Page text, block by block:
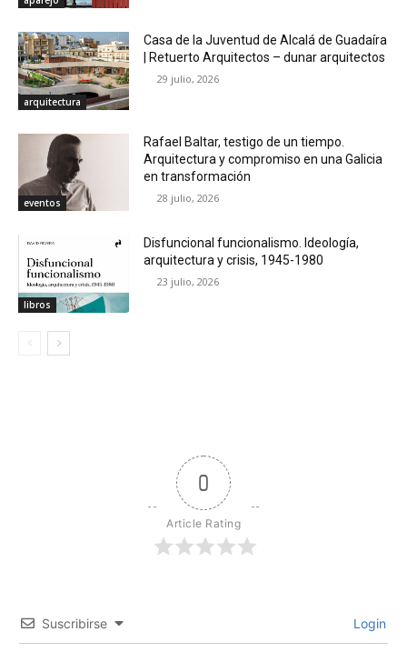
arquitectura
Casa de la Juventud de Alcalá de Guadaíra
| Retuerto Arquitectos – dunar arquitectos
29 julio, 2026
eventos
Rafael Baltar, testigo de un tiempo.
Arquitectura y compromiso en una Galicia
en transformación
28 julio, 2026
libros
Disfuncional funcionalismo. Ideología,
arquitectura y crisis, 1945-1980
23 julio, 2026
0
Article Rating
Suscribirse Login